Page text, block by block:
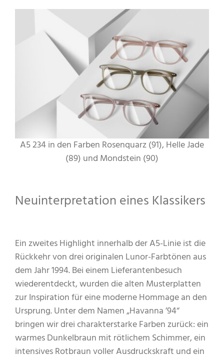
A5 234 in den Farben Rosenquarz (91), Helle Jade
(89) und Mondstein (90)
Neuinterpretation eines Klassikers
Ein zweites Highlight innerhalb der A5-Linie ist die
Rückkehr von drei originalen Lunor-Farbtönen aus
dem Jahr 1994. Bei einem Lieferantenbesuch
wiederentdeckt, wurden die alten Musterplatten
zur Inspiration für eine moderne Hommage an den
Ursprung. Unter dem Namen „Havanna ’94“
bringen wir drei charakterstarke Farben zurück: ein
warmes Dunkelbraun mit rötlichem Schimmer, ein
intensives Rotbraun voller Ausdruckskraft und ein